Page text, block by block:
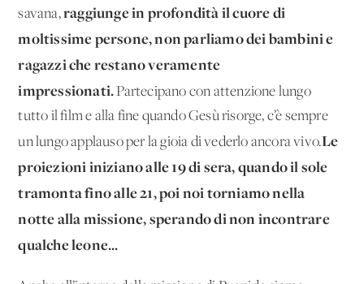
savana,raggiunge in profondità il cuore di
moltissime persone, non parliamo dei bambini e
ragazzi che restano veramente
impressionati.Partecipano con attenzione lungo
tutto il film e alla fine quando Gesù risorge, c’è sempre
un lungo applauso per la gioia di vederlo ancora vivo.Le
proiezioni iniziano alle 19 di sera, quando il sole
tramonta fino alle 21, poi noi torniamo nella
notte alla missione, sperando di non incontrare
qualche leone...